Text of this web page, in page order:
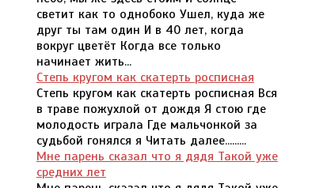
светит как то однобоко Ушел, куда же
друг ты там один И в 40 лет, когда
вокруг цветёт Когда все только
начинает жить...
Степь кругом как скатерть росписная
Степь кругом как скатерть росписная Вся
в траве пожухлой от дождя Я стою где
молодость играла Где мальчонкой за
судьбой гонялся я Читать далее.........
Мне парень сказал что я дядя Такой уже
средних лет